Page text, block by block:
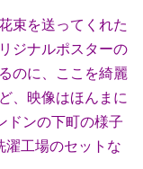
束を送ってくれた
ジナルポスターの
のに、ここを綺麗
、映像はほんまに
ドンの下町の様子
濯工場のセットな